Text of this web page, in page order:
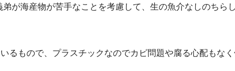
が海産物が苦手なことを考慮して、生の魚介なしのちらし
るもので、プラスチックなのでカビ問題や腐る心配もな